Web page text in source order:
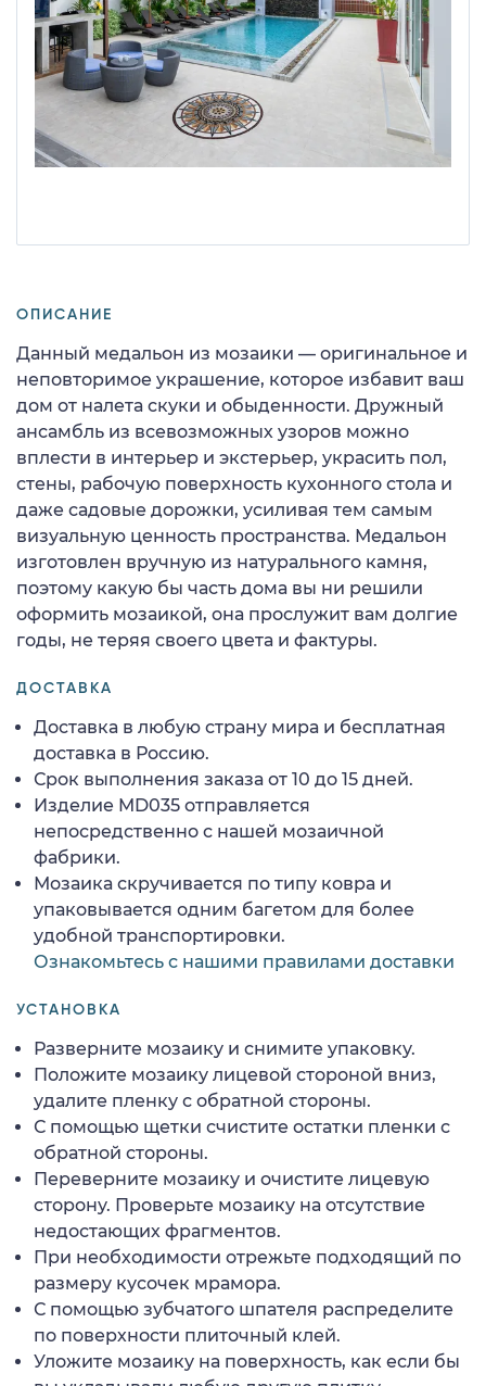
ОПИСАНИЕ
Данный медальон из мозаики — оригинальное и
неповторимое украшение, которое избавит ваш
дом от налета скуки и обыденности. Дружный
ансамбль из всевозможных узоров можно
вплести в интерьер и экстерьер, украсить пол,
стены, рабочую поверхность кухонного стола и
даже садовые дорожки, усиливая тем самым
визуальную ценность пространства. Медальон
изготовлен вручную из натурального камня,
поэтому какую бы часть дома вы ни решили
оформить мозаикой, она прослужит вам долгие
годы, не теряя своего цвета и фактуры.
ДОСТАВКА
Доставка в любую страну мира и бесплатная
доставка в Россию.
Срок выполнения заказа от 10 до 15 дней.
Изделие MD035 отправляется
непосредственно с нашей мозаичной
фабрики.
Мозаика скручивается по типу ковра и
упаковывается одним багетом для более
удобной транспортировки.
Ознакомьтесь с нашими правилами доставки
УСТАНОВКА
Разверните мозаику и снимите упаковку.
Положите мозаику лицевой стороной вниз,
удалите пленку с обратной стороны.
С помощью щетки счистите остатки пленки с
обратной стороны.
Переверните мозаику и очистите лицевую
сторону. Проверьте мозаику на отсутствие
недостающих фрагментов.
При необходимости отрежьте подходящий по
размеру кусочек мрамора.
С помощью зубчатого шпателя распределите
по поверхности плиточный клей.
Уложите мозаику на поверхность, как если бы